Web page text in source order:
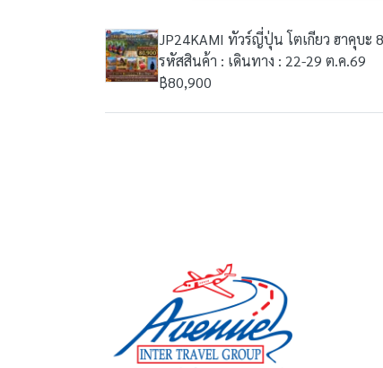
JP24KAMI ทัวร์ญี่ปุ่น โตเกียว ฮาคุบะ
รหัสสินค้า : เดินทาง : 22-29 ต.ค.69
฿80,900